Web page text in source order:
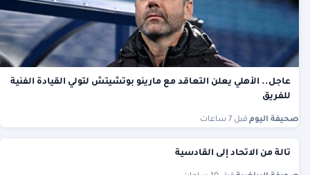
عاجل.. الأهلي يعلن التعاقد مع مارينو بوتشيتش لتولي القيادة الفنية
للفريق
صحيفة اليوم قبل 7 ساعات
تالة من الاتحاد إلى القادسية